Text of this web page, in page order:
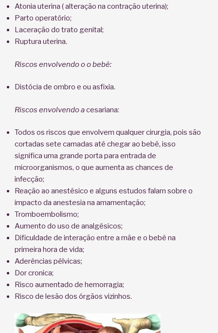
Atonia uterina ( alteração na contração uterina);
Parto operatório;
Laceração do trato genital;
Ruptura uterina.
Riscos envolvendo o o bebê:
Distócia de ombro e ou asfixia.
Riscos envolvendo acesariana:
Todos os riscos que envolvem qualquer cirurgia, pois são
cortadas sete camadas até chegar ao bebê, isso
significa uma grande porta para entrada de
microorganismos, o que aumenta as chances de
infecção;
Reação ao anestésico e alguns estudos falam sobre o
impacto da anestesia na amamentação;
Tromboembolismo;
Aumento do uso de analgésicos;
Dificuldade de interação entre a mãe e o bebê na
primeira hora de vida;
Aderências pélvicas;
Dor cronica;
Risco aumentado de hemorragia;
Risco de lesão dos órgãos vizinhos.